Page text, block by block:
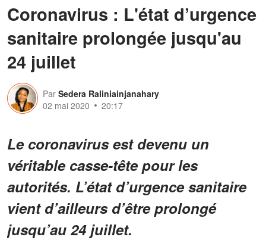
Coronavirus : L'état d’urgence
sanitaire prolongée jusqu'au
24 juillet
Par Sedera Raliniainjanahary
02 mai 2020
20:17
Le coronavirus est devenu un
véritable casse-tête pour les
autorités. L’état d’urgence sanitaire
vient d’ailleurs d’être prolongé
jusqu’au 24 juillet.